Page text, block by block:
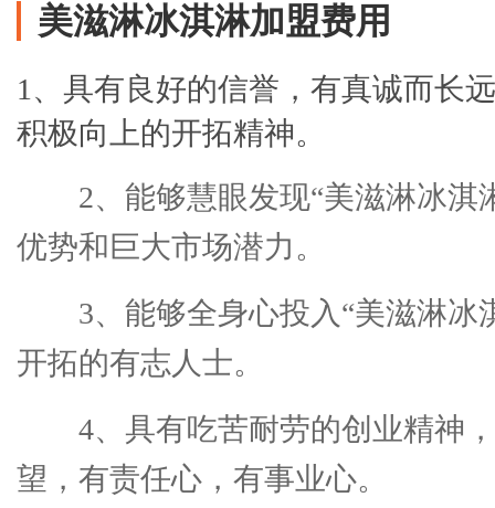
美滋淋冰淇淋加盟费用
1、具有良好的信誉，有真诚而长
积极向上的开拓精神。
2、能够慧眼发现“美滋淋冰淇
优势和巨大市场潜力。
3、能够全身心投入“美滋淋冰
开拓的有志人士。
4、具有吃苦耐劳的创业精神
望，有责任心，有事业心。